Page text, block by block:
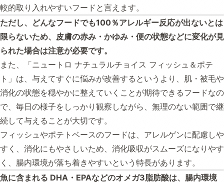
較的取り入れやすいフードと言えます。
ただし、どんなフードでも100％アレルギー反応が出ないとは
限らないため、皮膚の赤み・かゆみ・便の状態などに変化が見
られた場合は注意が必要です。
また、「ニュートロ ナチュラルチョイス フィッシュ＆ポテ
ト」は、与えてすぐに悩みが改善するというより、肌・被毛や
消化の状態を穏やかに整えていくことが期待できるフードなの
で、毎日の様子をしっかり観察しながら、無理のない範囲で継
続して与えることが大切です。
フィッシュやポテトベースのフードは、アレルゲンに配慮しや
すく、消化にもやさしいため、消化吸収がスムーズになりやす
く、腸内環境が落ち着きやすいという特長があります。
魚に含まれる DHA・EPAなどのオメガ3脂肪酸は、腸内環境